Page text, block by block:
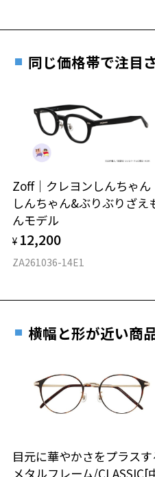
7.9g
※着脱式サングラス：デモレンズ、アタ
タイプ
材質
フロント素材：スーパーエン
す。
お近くのZoff実店舗にて度数
その際は記入用紙をダウンロ
同じ価格帯で注目
Zoff｜クレヨンしんちゃん
しんちゃん&ぶりぶりざえ
んモデル
¥ 12,200
ZA261036-14E1
横幅と形が近い商
目元に華やかさをプラスす
メタルフレーム/CLASSIC[